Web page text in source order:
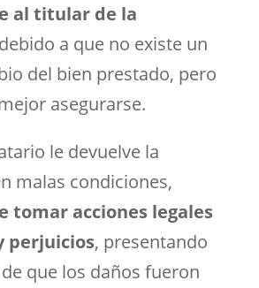
al titular de la
debido a que no existe un
del bien prestado, pero
asegurarse.
le devuelve la
malas condiciones,
tomar acciones legales
perjuicios, presentando
que los daños fueron